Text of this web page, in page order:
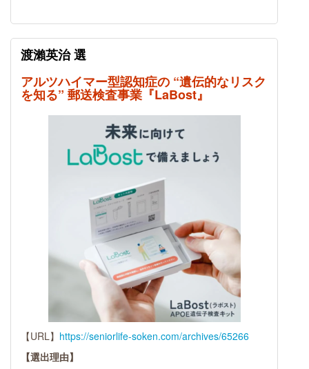
渡瀨英治 選
アルツハイマー型認知症の “遺伝的なリスク
を知る” 郵送検査事業『LaBost』
【URL】 https://seniorlife-soken.com/archives/65266
【選出理由】